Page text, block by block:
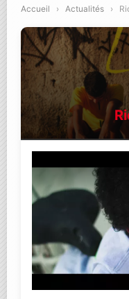
Accueil › Actualités ›